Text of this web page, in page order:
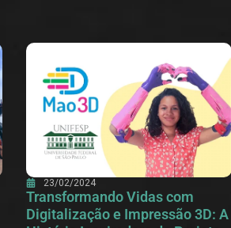
23/02/2024
Transformando Vidas com
Digitalização e Impressão 3D: A